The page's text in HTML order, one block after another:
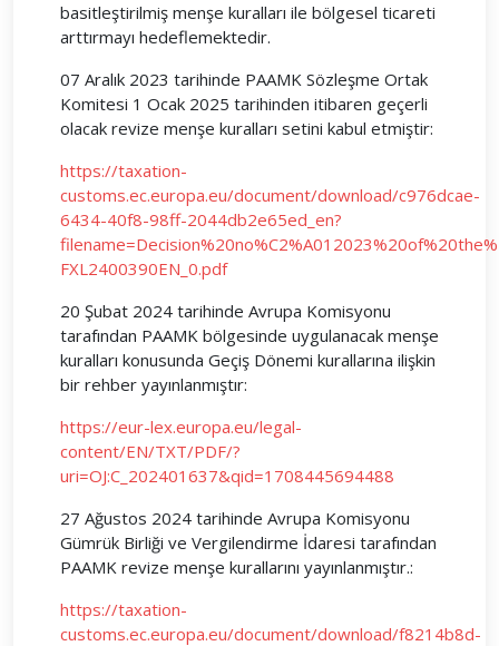
basitleştirilmiş menşe kuralları ile bölgesel ticareti
arttırmayı hedeflemektedir.
07 Aralık 2023 tarihinde PAAMK Sözleşme Ortak
Komitesi 1 Ocak 2025 tarihinden itibaren geçerli
olacak revize menşe kuralları setini kabul etmiştir:
https://taxation-
customs.ec.europa.eu/document/download/c976dcae-
6434-40f8-98ff-2044db2e65ed_en?
FXL2400390EN_0.pdf
20 Şubat 2024 tarihinde Avrupa Komisyonu
tarafından PAAMK bölgesinde uygulanacak menşe
kuralları konusunda Geçiş Dönemi kurallarına ilişkin
bir rehber yayınlanmıştır:
https://eur-lex.europa.eu/legal-
content/EN/TXT/PDF/?
uri=OJ:C_202401637&qid=1708445694488
27 Ağustos 2024 tarihinde Avrupa Komisyonu
Gümrük Birliği ve Vergilendirme İdaresi tarafından
PAAMK revize menşe kurallarını yayınlanmıştır.:
https://taxation-
customs.ec.europa.eu/document/download/f8214b8d-